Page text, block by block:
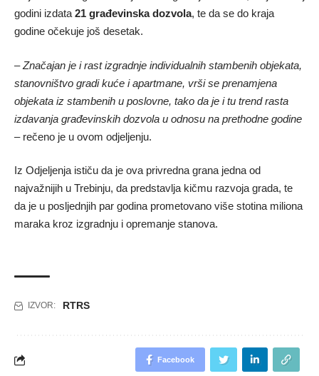
godini izdata 21 građevinska dozvola, te da se do kraja
godine očekuje još desetak.
– Značajan je i rast izgradnje individualnih stambenih objekata,
stanovništvo gradi kuće i apartmane, vrši se prenamjena
objekata iz stambenih u poslovne, tako da je i tu trend rasta
izdavanja građevinskih dozvola u odnosu na prethodne godine
– rečeno je u ovom odjeljenju.
Iz Odjeljenja ističu da je ova privredna grana jedna od
najvažnijih u Trebinju, da predstavlja kičmu razvoja grada, te
da je u posljednjih par godina prometovano više stotina miliona
maraka kroz izgradnju i opremanje stanova.
IZVOR: RTRS
Facebook